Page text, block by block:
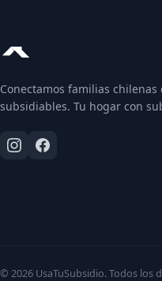
Conectamos familias chilenas
subsidiables. Tu hogar con
© 2026 UsaTuSubsidio. Todos los